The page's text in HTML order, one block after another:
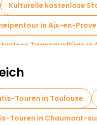
Kulturelle kostenlose
in Aix-en-
Tagesausflüge in
Touren in Toulouse
Touren in Chaumont-